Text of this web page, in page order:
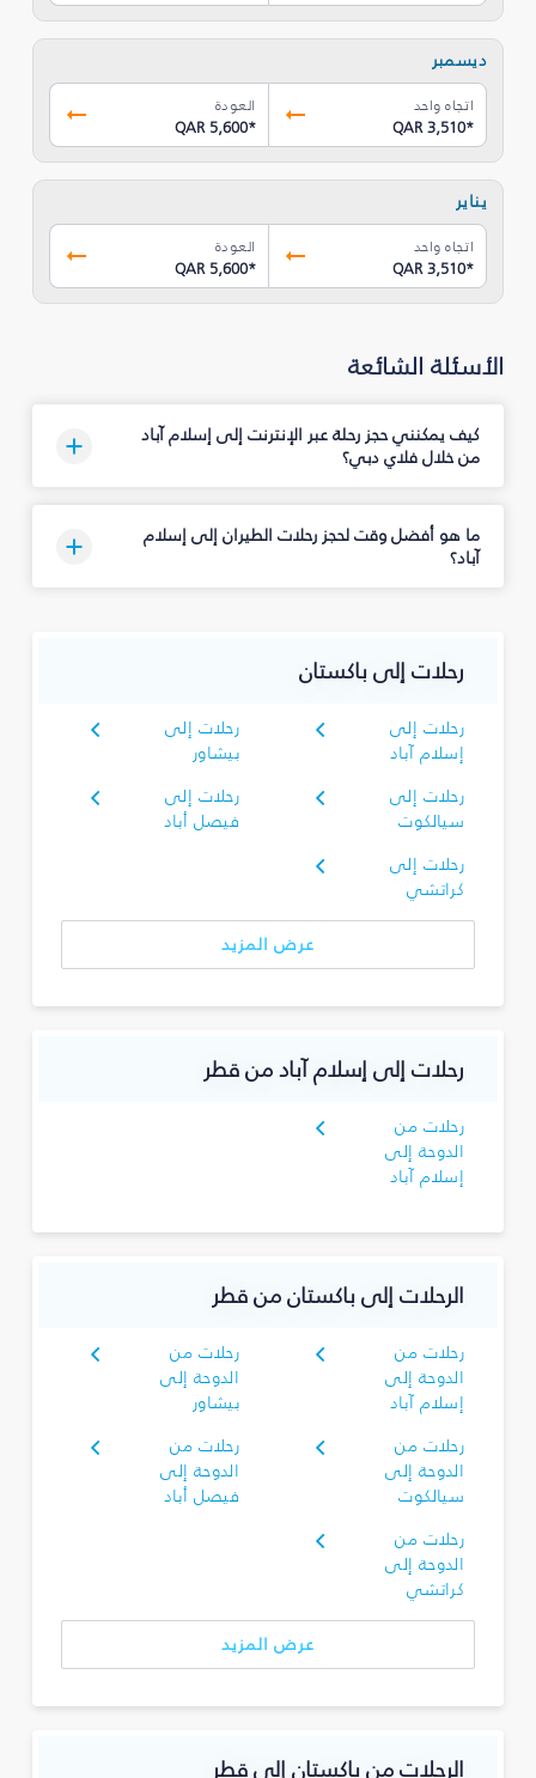
ديسمبر
اتجاه واحد
QAR 3,510*
العودة
QAR 5,600*
يناير
اتجاه واحد
QAR 3,510*
العودة
QAR 5,600*
الأسئلة الشائعة
كيف يمكنني حجز رحلة عبر الإنترنت إلى إسلام آباد
من خلال فلاي دبي؟
ما هو أفضل وقت لحجز رحلات الطيران إلى إسلام
آباد؟
رحلات إلى باكستان
رحلات إلى
إسلام آباد
رحلات إلى
بيشاور
رحلات إلى
سيالكوت
رحلات إلى
فيصل أباد
رحلات إلى
كراتشي
عرض المزيد
رحلات إلى إسلام آباد من قطر
رحلات من
الدوحة إلى
إسلام آباد
الرحلات إلى باكستان من قطر
رحلات من
الدوحة إلى
إسلام آباد
رحلات من
الدوحة إلى
بيشاور
رحلات من
الدوحة إلى
سيالكوت
رحلات من
الدوحة إلى
فيصل أباد
رحلات من
الدوحة إلى
كراتشي
عرض المزيد
الرحلات من باكستان إلى قطر